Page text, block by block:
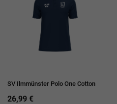
SV Ilmmünster Polo One Cotton
26,99 €